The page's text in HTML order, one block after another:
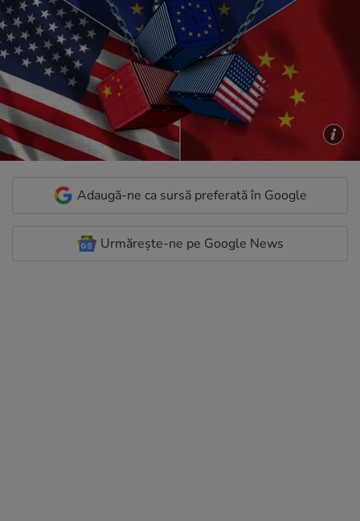
Adaugă-ne ca sursă preferată în Google
Urmărește-ne pe Google News